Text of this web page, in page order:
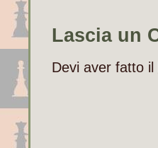
Lascia un
Devi aver fatto il